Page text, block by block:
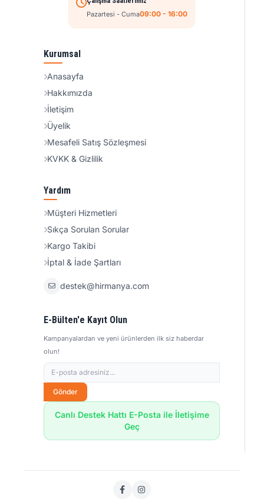
Pazartesi - Cuma09:00 - 16:00
Kurumsal
Anasayfa
Hakkımızda
İletişim
Üyelik
Mesafeli Satış Sözleşmesi
KVKK & Gizlilik
Yardım
Müşteri Hizmetleri
Sıkça Sorulan Sorular
Kargo Takibi
İptal & İade Şartları
destek@hirmanya.com
E-Bülten'e Kayıt Olun
Kampanyalardan ve yeni ürünlerden ilk siz haberdar
olun!
Gönder
Canlı Destek Hattı E-Posta ile İletişime
Geç